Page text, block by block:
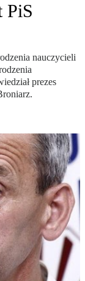
PiS
nauczycieli
prezes